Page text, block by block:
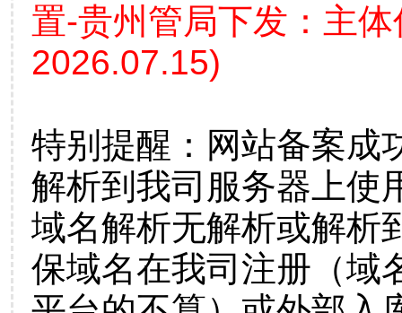
置-贵州管局下发：主
2026.07.15)
特别提醒：网站备案成
解析到我司服务器上使
域名解析无解析或解析
保域名在我司注册（域